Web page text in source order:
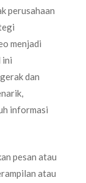
perusahaan
menjadi
ini
dan
informasi
pesan atau
atau